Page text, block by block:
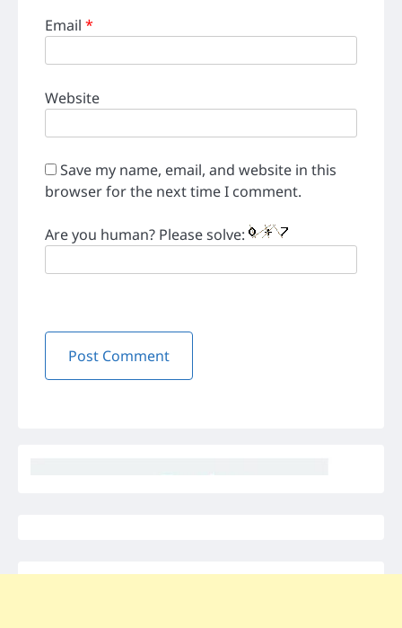
Email *
Website
Save my name, email, and website in this
browser for the next time I comment.
Are you human? Please solve: